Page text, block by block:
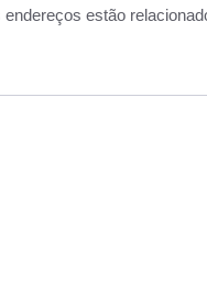
estão